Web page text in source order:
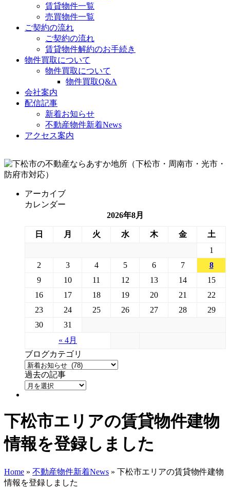
賃貸物件一覧
売買物件一覧
ご契約の流れ
ご契約の流れ
賃貸物件解約のお手続き
物件買取について
物件買取について
物件買取Q&A
会社案内
配信記事
新着お知らせ
不動産物件新着News
アクセス案内
アーカイブ
カレンダー
2026年8月
日 月 火 水 木 金 土
« 4月
1
2
3 4 5 6 7
8
9
10 11 12 13 14
15
16
17 18 19 20 21
22
23
24 25 26 27 28
29
30
31
ブログカテゴリ
過去の記事
下松市エリアの賃貸物件建物
情報を登録しました
Home » 不動産物件新着News » 下松市エリアの賃貸物件建物
情報を登録しました